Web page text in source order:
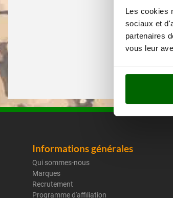
Les cookies
sociaux et
partenaires
vous leur
Informations générales
Qui sommes-nous
Marques
Recrutement
Programme d'affiliation